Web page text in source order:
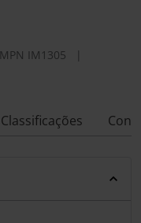
MPN IM1305
Classificações